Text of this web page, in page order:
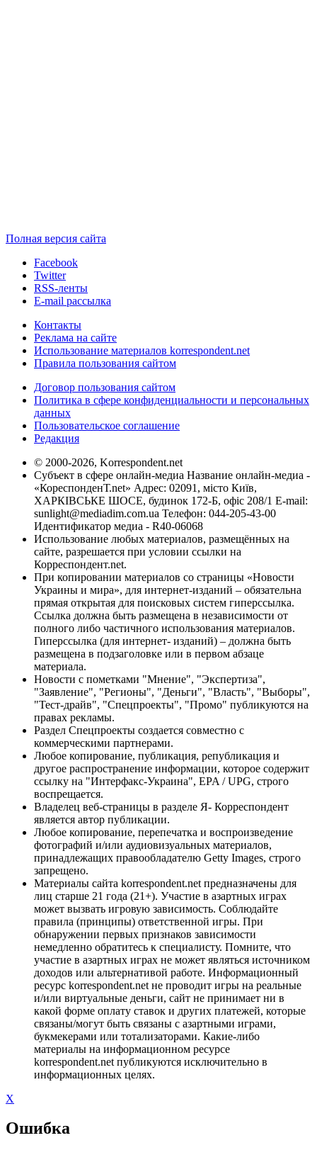
Полная версия сайта
Facebook
Twitter
RSS-ленты
E-mail рассылка
Контакты
Реклама на сайте
Использование материалов korrespondent.net
Правила пользования сайтом
Договор пользования сайтом
Политика в сфере конфиденциальности и персональных
данных
Пользовательское соглашение
Редакция
© 2000-2026, Korrespondent.net
Субъект в сфере онлайн-медиа Название онлайн-медиа -
«КореспонденТ.net» Адрес: 02091, місто Київ,
ХАРКІВСЬКЕ ШОСЕ, будинок 172-Б, офіс 208/1 E-mail:
sunlight@mediadim.com.ua Телефон: 044-205-43-00
Идентификатор медиа - R40-06068
Использование любых материалов, размещённых на
сайте, разрешается при условии ссылки на
Корреспондент.net.
При копировании материалов со страницы «Новости
Украины и мира», для интернет-изданий – обязательна
прямая открытая для поисковых систем гиперссылка.
Ссылка должна быть размещена в независимости от
полного либо частичного использования материалов.
Гиперссылка (для интернет- изданий) – должна быть
размещена в подзаголовке или в первом абзаце
материала.
Новости с пометками "Мнение", "Экспертиза",
"Заявление", "Регионы", "Деньги", "Власть", "Выборы",
"Тест-драйв", "Спецпроекты", "Промо" публикуются на
правах рекламы.
Раздел Спецпроекты создается совместно с
коммерческими партнерами.
Любое копирование, публикация, републикация и
другое распространение информации, которое содержит
ссылку на "Интерфакс-Украина", EPA / UPG, строго
воспрещается.
Владелец веб-страницы в разделе Я- Корреспондент
является автор публикации.
Любое копирование, перепечатка и воспроизведение
фотографий и/или аудиовизуальных материалов,
принадлежащих правообладателю Getty Images, строго
запрещено.
Материалы сайта korrespondent.net предназначены для
лиц старше 21 года (21+). Участие в азартных играх
может вызвать игровую зависимость. Соблюдайте
правила (принципы) ответственной игры. При
обнаружении первых признаков зависимости
немедленно обратитесь к специалисту. Помните, что
участие в азартных играх не может являться источником
доходов или альтернативой работе. Информационный
ресурс korrespondent.net не проводит игры на реальные
и/или виртуальные деньги, сайт не принимает ни в
какой форме оплату ставок и других платежей, которые
связаны/могут быть связаны с азартными играми,
букмекерами или тотализаторами. Какие-либо
материалы на информационном ресурсе
korrespondent.net публикуются исключительно в
информационных целях.
X
Ошибка